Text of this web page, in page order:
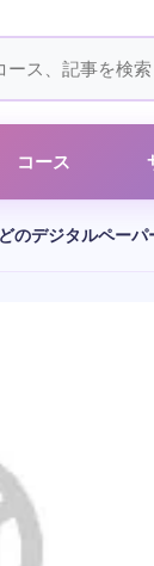
コース
のデジタルペー